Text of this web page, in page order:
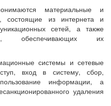
материальные и
состоящие из интернета и
сетей, а также
обеспечивающих их
системы и сетевые
вход в систему, сбор,
информации, а
удаления